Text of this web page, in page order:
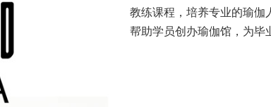
教练课程，培养专业的瑜伽
帮助学员创办瑜伽馆，为